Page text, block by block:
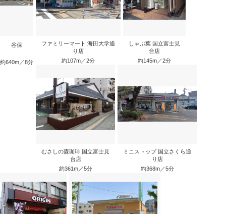
谷保
約640m／8分
ファミリーマート 海田大学通
り店
約107m／2分
しゃぶ葉 国立富士見
台店
約145m／2分
むさしの森珈琲 国立富士見
台店
約361m／5分
ミニストップ 国立さくら通
り店
約368m／5分